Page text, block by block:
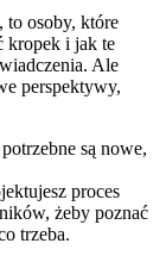
to osoby, które
kropek i jak te
Ale
perspektywy,
są nowe,
proces
żeby poznać
trzeba.